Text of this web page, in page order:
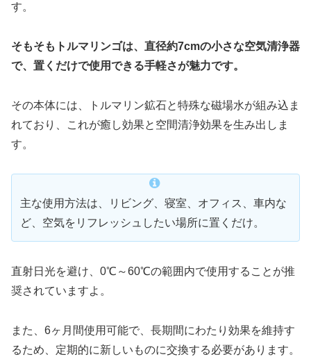
す。
そもそも トルマリンゴは、直径約7cmの小さな空気清浄器
で、置くだけで使用できる手軽さが魅力です。
その本体には、トルマリン鉱石と特殊な磁場水が組み込ま
れており、これが癒し効果と空間清浄効果を生み出しま
す。
主な使用方法は、リビング、寝室、オフィス、車内な
ど、空気をリフレッシュしたい場所に置くだけ。
直射日光を避け、0℃～60℃の範囲内で使用することが推
奨されていますよ。
また、6ヶ月間使用可能で、長期間にわたり効果を維持す
るため、定期的に新しいものに交換する必要があります。